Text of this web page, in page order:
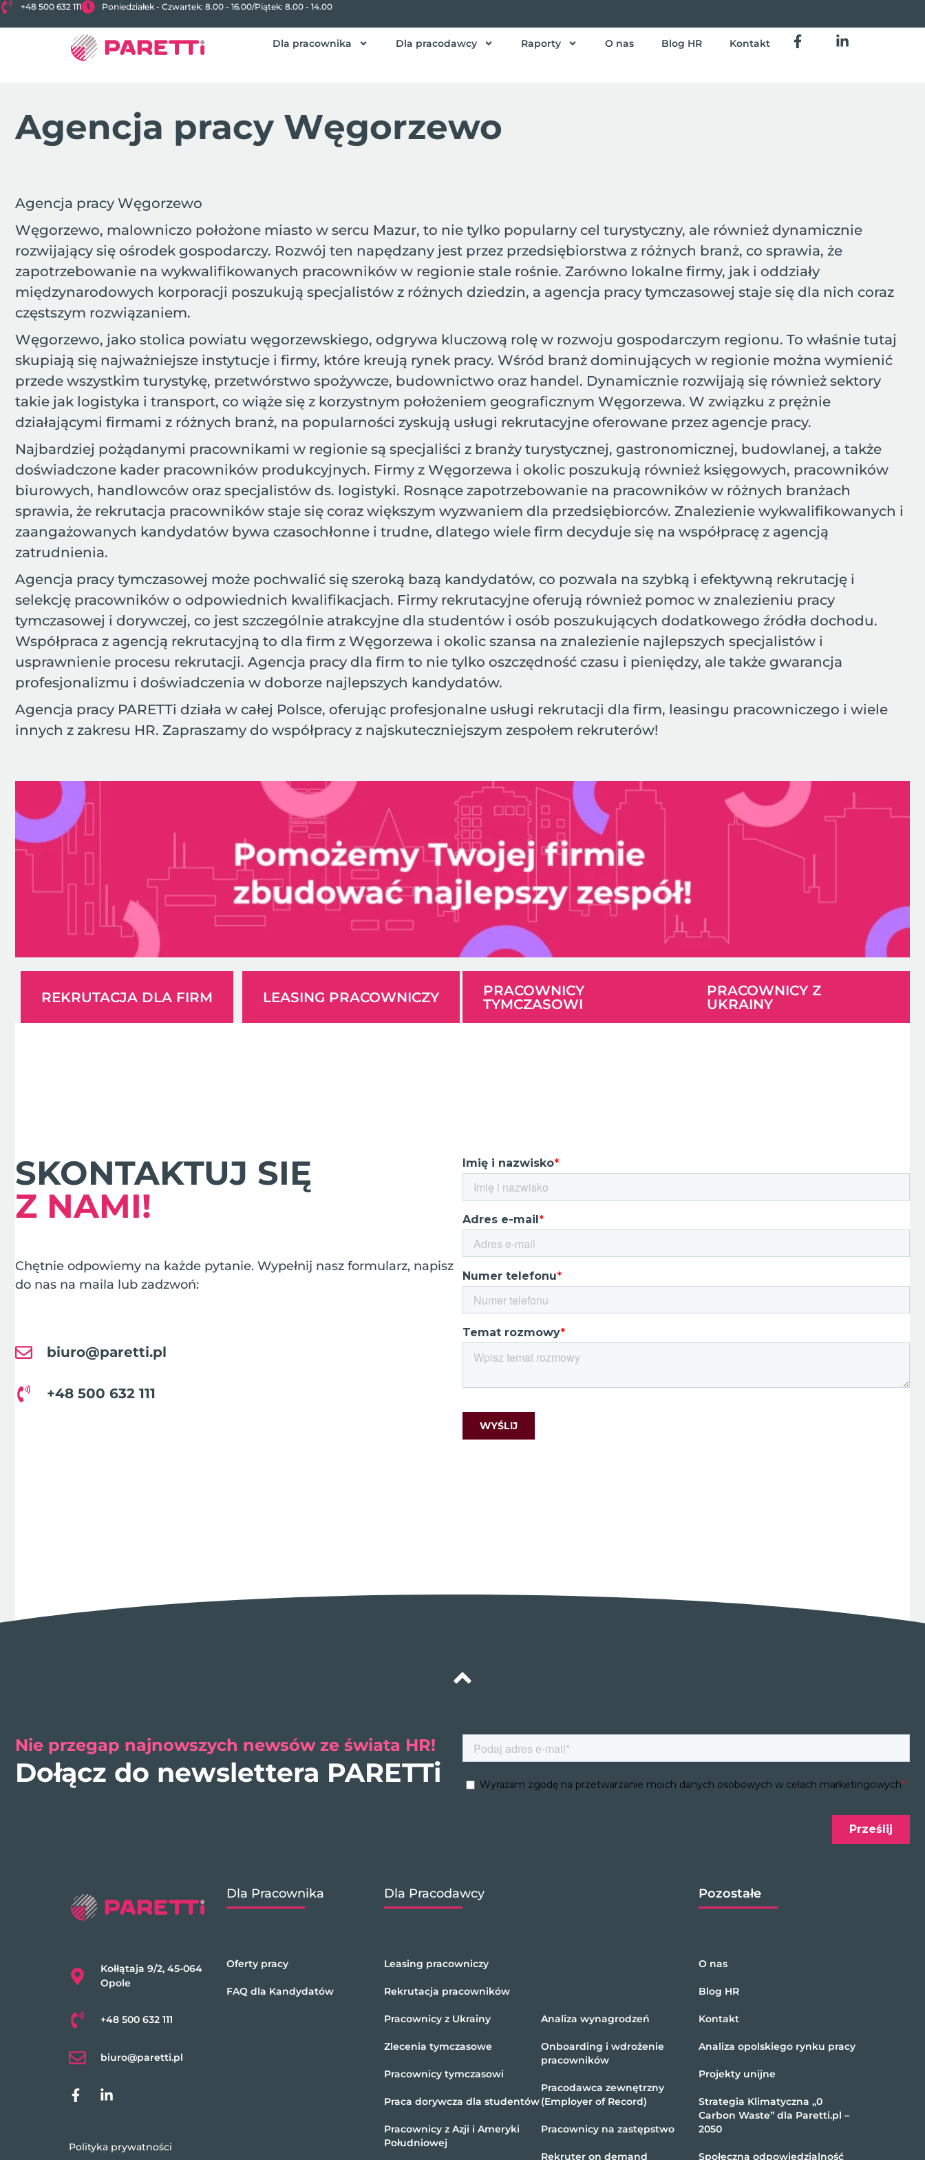
+48 500 632 111 Poniedziałek - Czwartek: 8.00 - 16.00/Piątek: 8.00 - 14.00
Dla pracownika Dla pracodawcy Raporty O nas Blog HR Kontakt
Agencja pracy Węgorzewo
Agencja pracy Węgorzewo
Węgorzewo, malowniczo położone miasto w sercu Mazur, to nie tylko popularny cel turystyczny, ale również dynamicznie
rozwijający się ośrodek gospodarczy. Rozwój ten napędzany jest przez przedsiębiorstwa z różnych branż, co sprawia, że
zapotrzebowanie na wykwalifikowanych pracowników w regionie stale rośnie. Zarówno lokalne firmy, jak i oddziały
międzynarodowych korporacji poszukują specjalistów z różnych dziedzin, a agencja pracy tymczasowej staje się dla nich coraz
częstszym rozwiązaniem.
Węgorzewo, jako stolica powiatu węgorzewskiego, odgrywa kluczową rolę w rozwoju gospodarczym regionu. To właśnie tutaj
skupiają się najważniejsze instytucje i firmy, które kreują rynek pracy. Wśród branż dominujących w regionie można wymienić
przede wszystkim turystykę, przetwórstwo spożywcze, budownictwo oraz handel. Dynamicznie rozwijają się również sektory
takie jak logistyka i transport, co wiąże się z korzystnym położeniem geograficznym Węgorzewa. W związku z prężnie
działającymi firmami z różnych branż, na popularności zyskują usługi rekrutacyjne oferowane przez agencje pracy.
Najbardziej pożądanymi pracownikami w regionie są specjaliści z branży turystycznej, gastronomicznej, budowlanej, a także
doświadczone kader pracowników produkcyjnych. Firmy z Węgorzewa i okolic poszukują również księgowych, pracowników
biurowych, handlowców oraz specjalistów ds. logistyki. Rosnące zapotrzebowanie na pracowników w różnych branżach
sprawia, że rekrutacja pracowników staje się coraz większym wyzwaniem dla przedsiębiorców. Znalezienie wykwalifikowanych i
zaangażowanych kandydatów bywa czasochłonne i trudne, dlatego wiele firm decyduje się na współpracę z agencją
zatrudnienia.
Agencja pracy tymczasowej może pochwalić się szeroką bazą kandydatów, co pozwala na szybką i efektywną rekrutację i
selekcję pracowników o odpowiednich kwalifikacjach. Firmy rekrutacyjne oferują również pomoc w znalezieniu pracy
tymczasowej i dorywczej, co jest szczególnie atrakcyjne dla studentów i osób poszukujących dodatkowego źródła dochodu.
Współpraca z agencją rekrutacyjną to dla firm z Węgorzewa i okolic szansa na znalezienie najlepszych specjalistów i
usprawnienie procesu rekrutacji. Agencja pracy dla firm to nie tylko oszczędność czasu i pieniędzy, ale także gwarancja
profesjonalizmu i doświadczenia w doborze najlepszych kandydatów.
Agencja pracy PARETTi działa w całej Polsce, oferując profesjonalne usługi rekrutacji dla firm, leasingu pracowniczego i wiele
innych z zakresu HR. Zapraszamy do współpracy z najskuteczniejszym zespołem rekruterów!
REKRUTACJA DLA FIRM LEASING PRACOWNICZY
PRACOWNICY
TYMCZASOWI
PRACOWNICY Z
UKRAINY
SKONTAKTUJ SIĘ
Z NAMI!
Chętnie odpowiemy na każde pytanie. Wypełnij nasz formularz, napisz
do nas na maila lub zadzwoń:
biuro@paretti.pl
+48 500 632 111
Nie przegap najnowszych newsów ze świata HR!
Dołącz do newslettera PARETTi
Kołłątaja 9/2, 45-064
Opole
+48 500 632 111
biuro@paretti.pl
Polityka prywatności
Dla Pracownika
Oferty pracy
FAQ dla Kandydatów
Dla Pracodawcy
Leasing pracowniczy
Rekrutacja pracowników
Pracownicy z Ukrainy
Zlecenia tymczasowe
Pracownicy tymczasowi
Praca dorywcza dla studentów
Pracownicy z Azji i Ameryki
Południowej
Analiza wynagrodzeń
Onboarding i wdrożenie
pracowników
Pracodawca zewnętrzny
(Employer of Record)
Pracownicy na zastępstwo
Rekruter on demand
Pozostałe
O nas
Blog HR
Kontakt
Analiza opolskiego rynku pracy
Projekty unijne
Strategia Klimatyczna „0
Carbon Waste” dla Paretti.pl –
2050
Społeczna odpowiedzialność